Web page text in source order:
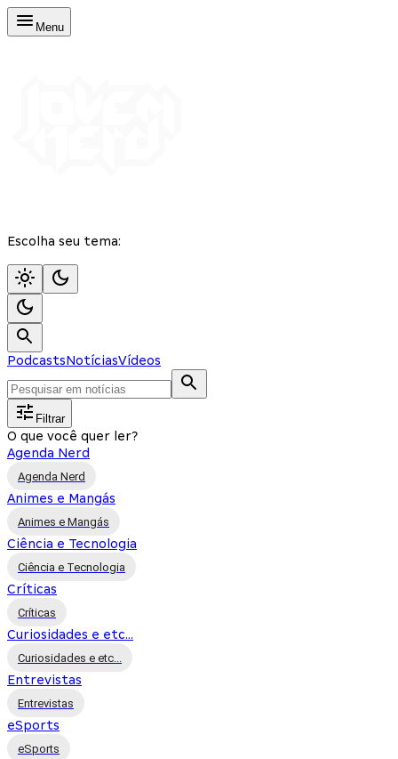
Menu
Escolha seu tema:
PodcastsNotíciasVídeos
Filtrar
O que você quer ler?
Agenda Nerd
Agenda Nerd
Animes e Mangás
Animes e Mangás
Ciência e Tecnologia
Ciência e Tecnologia
Críticas
Críticas
Curiosidades e etc...
Curiosidades e etc...
Entrevistas
Entrevistas
eSports
eSports